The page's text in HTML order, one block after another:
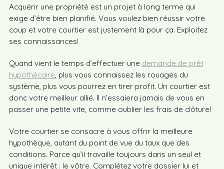
Acquérir une propriété est un projet à long terme qui
exige d’être bien planifié. Vous voulez bien réussir votre
coup et votre courtier est justement là pour ça. Exploitez
ses connaissances!
Quand vient le temps d’effectuer une demande de prêt
hypothécaire, plus vous connaissez les rouages du
système, plus vous pourrez en tirer profit. Un courtier est
donc votre meilleur allié. Il n’essaiera jamais de vous en
passer une petite vite, comme oublier les frais de clôture!
Votre courtier se consacre à vous offrir la meilleure
hypothèque, autant du point de vue du taux que des
conditions. Parce qu’il travaille toujours dans un seul et
unique intérêt : le vôtre. Complétez votre dossier lui et